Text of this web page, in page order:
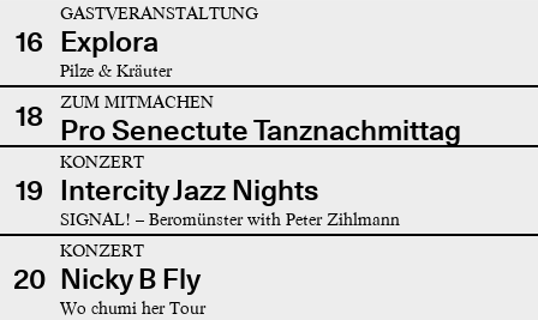
16
GASTVERANSTALTUNG
Explora
Pilze & Kräuter
18 ZUM MITMACHEN
Pro Senectute Tanznachmittag
19
KONZERT
Intercity Jazz Nights
SIGNAL! – Beromünster with Peter Zihlmann
20
KONZERT
Nicky B Fly
Wo chumi her Tour